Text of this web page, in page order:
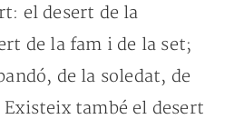
el desert de la
de la fam i de la set;
de la soledat, de
també el desert